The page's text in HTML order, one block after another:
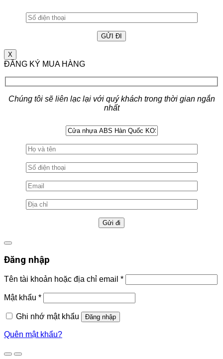
X
ĐĂNG KÝ MUA HÀNG
Chúng tôi sẽ liên lạc lại với quý khách trong thời gian ngắn
nhất
Đăng nhập
Tên tài khoản hoặc địa chỉ email *
Mật khẩu *
Ghi nhớ mật khẩu Đăng nhập
Quên mật khẩu?